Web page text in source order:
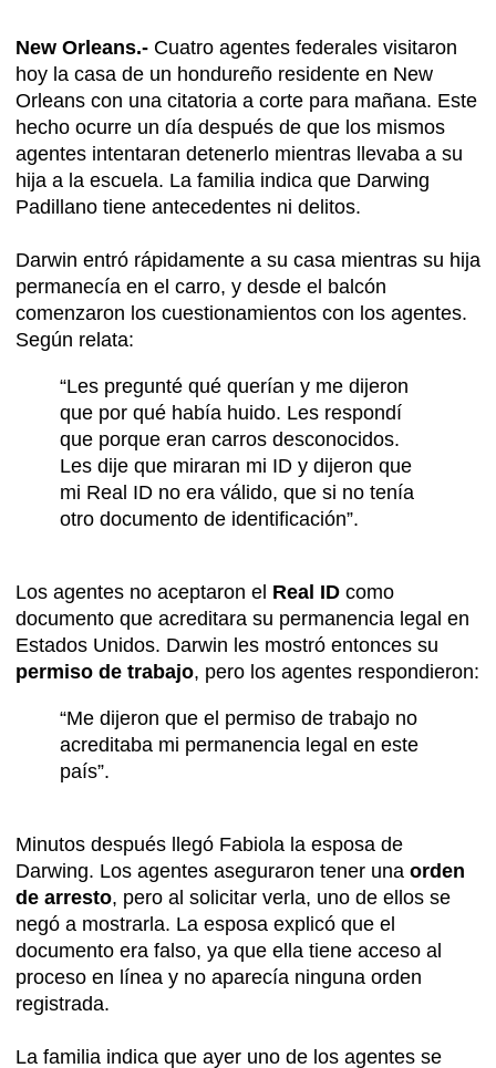
New Orleans.- Cuatro agentes federales visitaron
hoy la casa de un hondureño residente en New
Orleans con una citatoria a corte para mañana. Este
hecho ocurre un día después de que los mismos
agentes intentaran detenerlo mientras llevaba a su
hija a la escuela. La familia indica que Darwing
Padillano tiene antecedentes ni delitos.
Darwin entró rápidamente a su casa mientras su hija
permanecía en el carro, y desde el balcón
comenzaron los cuestionamientos con los agentes.
Según relata:
“Les pregunté qué querían y me dijeron
que por qué había huido. Les respondí
que porque eran carros desconocidos.
Les dije que miraran mi ID y dijeron que
mi Real ID no era válido, que si no tenía
otro documento de identificación”.
Los agentes no aceptaron el Real ID como
documento que acreditara su permanencia legal en
Estados Unidos. Darwin les mostró entonces su
permiso de trabajo, pero los agentes respondieron:
“Me dijeron que el permiso de trabajo no
acreditaba mi permanencia legal en este
país”.
Minutos después llegó Fabiola la esposa de
Darwing. Los agentes aseguraron tener una orden
de arresto, pero al solicitar verla, uno de ellos se
negó a mostrarla. La esposa explicó que el
documento era falso, ya que ella tiene acceso al
proceso en línea y no aparecía ninguna orden
registrada.
La familia indica que ayer uno de los agentes se